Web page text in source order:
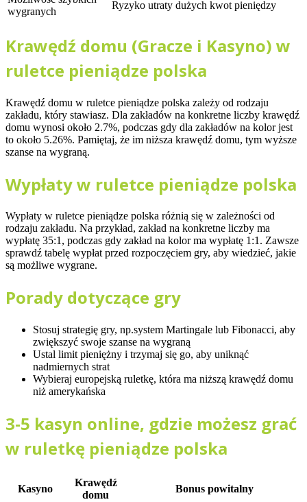
wygranych
Ryzyko utraty dużych kwot pieniędzy
Krawędź domu (Gracze i Kasyno) w
ruletce pieniądze polska
Krawędź domu w ruletce pieniądze polska zależy od rodzaju
zakładu, który stawiasz. Dla zakładów na konkretne liczby krawędź
domu wynosi około 2.7%, podczas gdy dla zakładów na kolor jest
to około 5.26%. Pamiętaj, że im niższa krawędź domu, tym wyższe
szanse na wygraną.
Wypłaty w ruletce pieniądze polska
Wypłaty w ruletce pieniądze polska różnią się w zależności od
rodzaju zakładu. Na przykład, zakład na konkretne liczby ma
wypłatę 35:1, podczas gdy zakład na kolor ma wypłatę 1:1. Zawsze
sprawdź tabelę wypłat przed rozpoczęciem gry, aby wiedzieć, jakie
są możliwe wygrane.
Porady dotyczące gry
Stosuj strategię gry, np.system Martingale lub Fibonacci, aby
zwiększyć swoje szanse na wygraną
Ustal limit pieniężny i trzymaj się go, aby uniknąć
nadmiernych strat
Wybieraj europejską ruletkę, która ma niższą krawędź domu
niż amerykańska
3-5 kasyn online, gdzie możesz grać
w ruletkę pieniądze polska
Kasyno
Krawędź
domu
Bonus powitalny